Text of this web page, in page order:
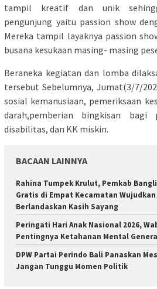
tampil kreatif dan unik
pengunjung yaitu passion show
Mereka tampil layaknya passion
busana kesukaan masing- masing
Beraneka kegiatan dan lomba
tersebut Sebelumnya, Jumat(3/7/
sosial kemanusiaan, pemeriksaan
darah,pemberian bingkisan
disabilitas, dan KK miskin.
BACAAN LAINNYA
Rahina Tumpek Krulut, Pemkab
Gratis di Empat Kecamatan
Berlandaskan Kasih Sayang
Peringati Hari Anak Nasional 2026,
Pentingnya Ketahanan Mental
DPW Partai Perindo Bali Panaskan
Jangan Tunggu Momen Politik